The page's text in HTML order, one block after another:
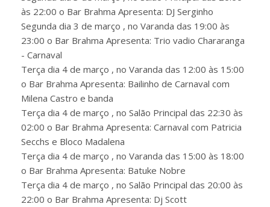
às 22:00 o Bar Brahma Apresenta: DJ Serginho
Segunda dia 3 de março , no Varanda das 19:00 às
23:00 o Bar Brahma Apresenta: Trio vadio Chararanga
- Carnaval
Terça dia 4 de março , no Varanda das 12:00 às 15:00
o Bar Brahma Apresenta: Bailinho de Carnaval com
Milena Castro e banda
Terça dia 4 de março , no Salão Principal das 22:30 às
02:00 o Bar Brahma Apresenta: Carnaval com Patricia
Secchs e Bloco Madalena
Terça dia 4 de março , no Varanda das 15:00 às 18:00
o Bar Brahma Apresenta: Batuke Nobre
Terça dia 4 de março , no Salão Principal das 20:00 às
22:00 o Bar Brahma Apresenta: Dj Scott